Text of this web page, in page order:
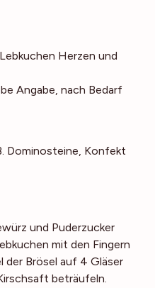
Herzen und
Angabe, nach Bedarf
Dominosteine, Konfekt
und Puderzucker
mit den Fingern
der Brösel auf 4 Gläser
beträufeln.